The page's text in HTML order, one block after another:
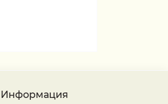
Информация